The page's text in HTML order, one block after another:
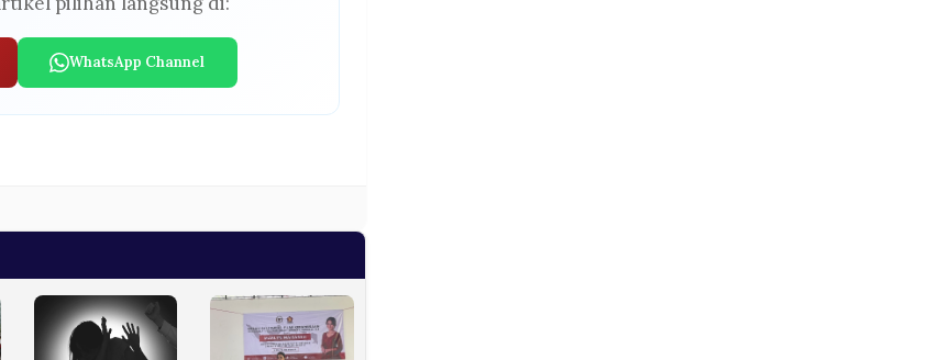
WhatsApp Channel